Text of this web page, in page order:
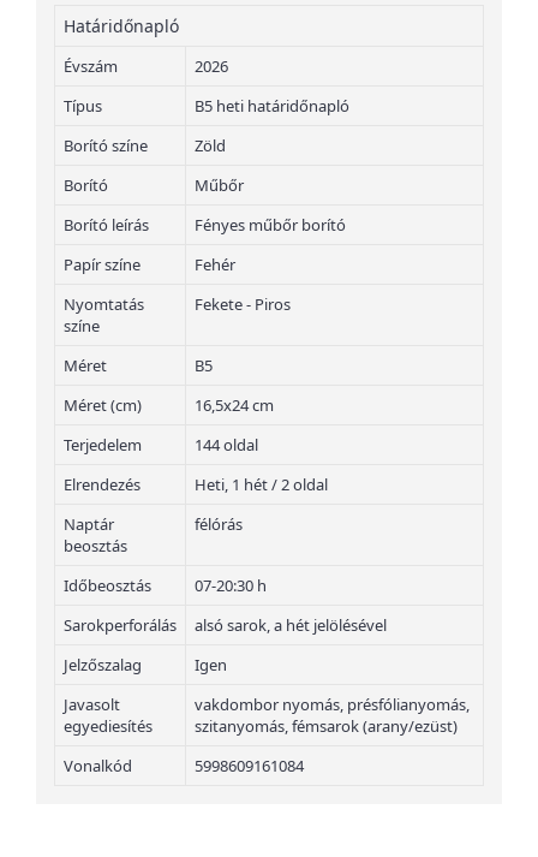
Határidőnapló
Évszám
2026
Típus
B5 heti határidőnapló
Borító színe
Zöld
Borító
Műbőr
Borító leírás
Fényes műbőr borító
Papír színe
Fehér
Nyomtatás
színe
Fekete - Piros
Méret
B5
Méret (cm)
16,5x24 cm
Terjedelem
144 oldal
Elrendezés
Heti, 1 hét / 2 oldal
Naptár
beosztás
félórás
Időbeosztás
07-20:30 h
Sarokperforálás
alsó sarok, a hét jelölésével
Jelzőszalag
Igen
Javasolt
egyediesítés
vakdombor nyomás, présfólianyomás,
szitanyomás, fémsarok (arany/ezüst)
Vonalkód
5998609161084